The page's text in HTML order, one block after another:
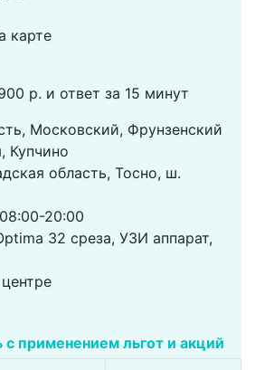
карте
р. и ответ за 15 минут
Московский, Фрунзенский
Купчино
область, Тосно, ш.
08:00-20:00
32 среза, УЗИ аппарат,
с применением льгот и акций